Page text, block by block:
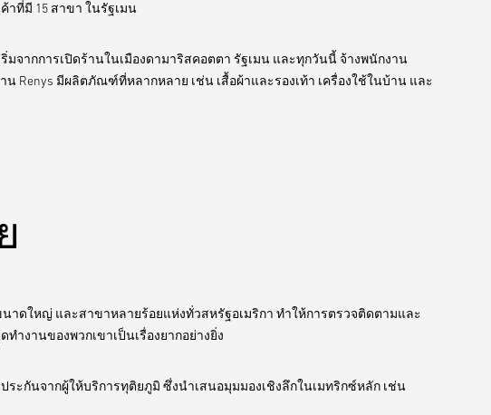
าที่มี 15 สาขา ในรัฐเมน
มจากการเปิดร้านในเมืองดามาริสคอตตา รัฐเมน และทุกวันนี้ จ้างพนักงาน
Renys มีผลิตภัณฑ์ที่หลากหลาย เช่น เสื้อผ้าและรองเท้า เครื่องใช้ในบ้าน และ
าดใหญ่ และสาขาหลายร้อยแห่งทั่วสหรัฐอเมริกา ทำให้การตรวจติดตามและ
ำงานของพวกเขาเป็นเรื่องยากอย่างยิ่ง
ะกันจากผู้ให้บริการทุติยภูมิ ซึ่งนำเสนอมุมมองเชิงลึกในเมทริกซ์หลัก เช่น